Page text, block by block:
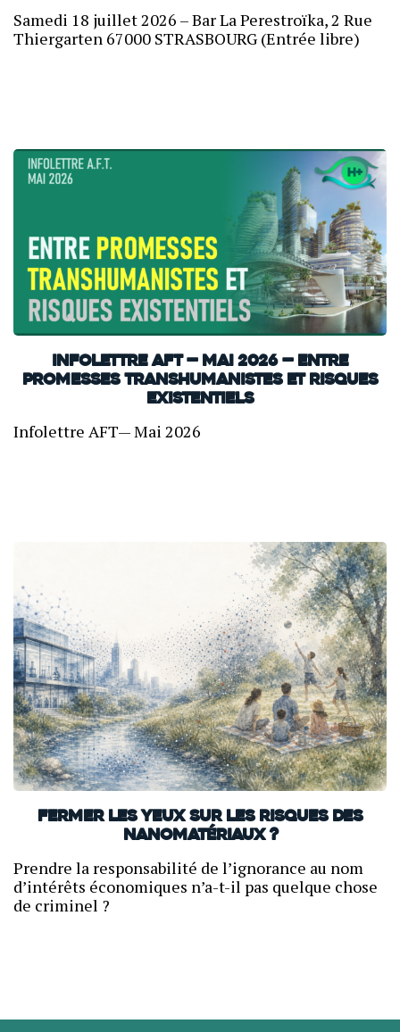
Samedi 18 juillet 2026 – Bar La Perestroïka, 2 Rue
Thiergarten 67000 STRASBOURG (Entrée libre)
INFOLETTRE AFT — Mai 2026 — Entre
promesses transhumanistes et risques
existentiels
Infolettre AFT— Mai 2026
Fermer les yeux sur les risques des
nanomatériaux ?
Prendre la responsabilité de l’ignorance au nom
d’intérêts économiques n’a-t-il pas quelque chose
de criminel ?